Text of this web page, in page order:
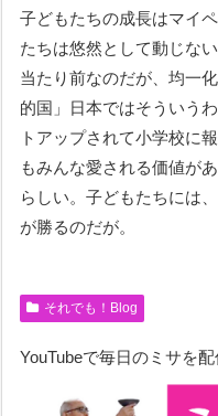
子どもたちの成長はマイ
たちは悠然として動じな
当たり前なのだが、均一
的国」日本ではそういう
トアップされて小学校に
もみんな愛される価値が
らしい。子どもたちには
が勝るのだが。
それでも！Blog
YouTubeで毎日のミサを